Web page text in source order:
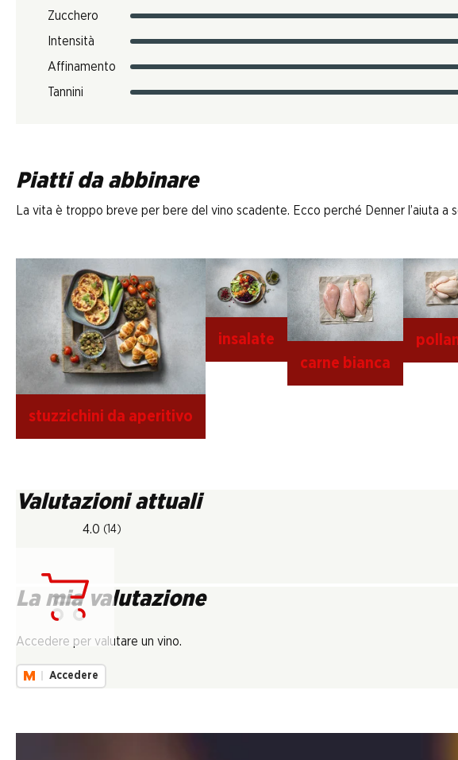
Zucchero
Intensità
Affinamento
Tannini
Piatti da abbinare
La vita è troppo breve per bere del vino scadente. Ecco perché Denner l’aiuta
stuzzichini da aperitivo
insalate
carne bianca
Valutazioni attuali
4.0 (14)
La mia valutazione
Accedere per valutare un vino.
Accedere